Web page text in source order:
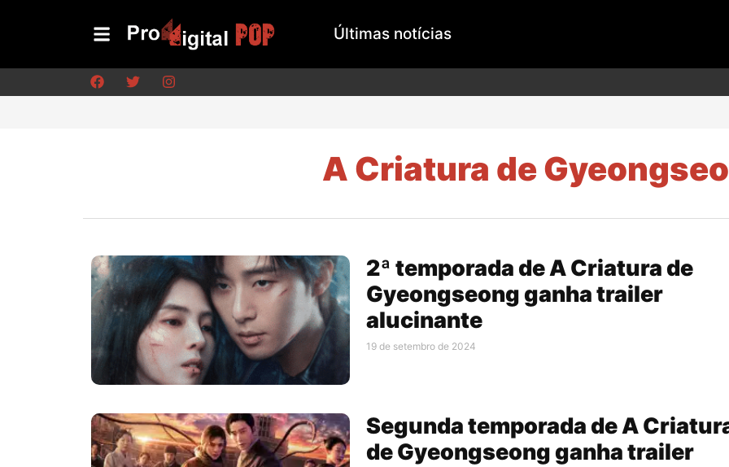
Últimas notícias
A Criatura de
2ª temporada de A Criatura de
Gyeongseong ganha trailer
alucinante
19 de setembro de 2024
Segunda temporada de A
de Gyeongseong ganha trailer